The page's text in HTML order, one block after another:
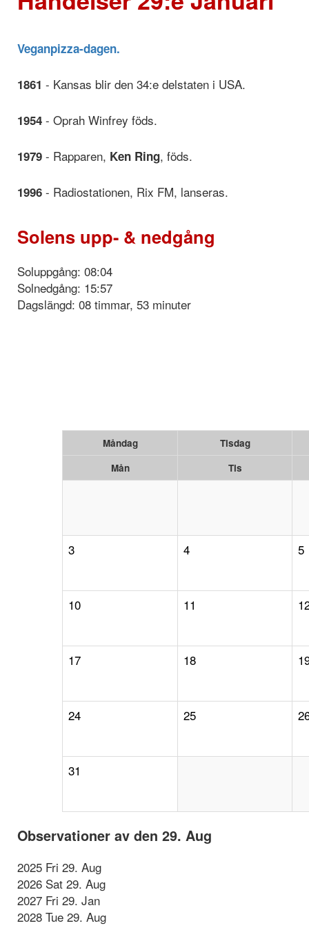
Veganpizza-dagen.
1861 - Kansas blir den 34:e delstaten i USA.
1954 - Oprah Winfrey föds.
1979 - Rapparen, Ken Ring, föds.
1996 - Radiostationen, Rix FM, lanseras.
Solens upp- & nedgång
Soluppgång: 08:04
Solnedgång: 15:57
Dagslängd: 08 timmar, 53 minuter
Måndag Tisdag
Mån
Tis
3 4 5
10 11
17 18
24 25
31
Observationer av den 29. Aug
2025 Fri 29. Aug
2026 Sat 29. Aug
2027 Fri 29. Jan
2028 Tue 29. Aug